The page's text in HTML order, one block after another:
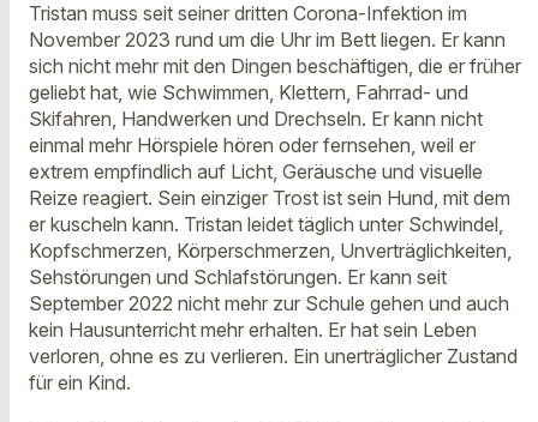
Tristan muss seit seiner dritten Corona-Infektion im
November 2023 rund um die Uhr im Bett liegen. Er kann
sich nicht mehr mit den Dingen beschäftigen, die er früher
geliebt hat, wie Schwimmen, Klettern, Fahrrad- und
Skifahren, Handwerken und Drechseln. Er kann nicht
einmal mehr Hörspiele hören oder fernsehen, weil er
extrem empfindlich auf Licht, Geräusche und visuelle
Reize reagiert. Sein einziger Trost ist sein Hund, mit dem
er kuscheln kann. Tristan leidet täglich unter Schwindel,
Kopfschmerzen, Körperschmerzen, Unverträglichkeiten,
Sehstörungen und Schlafstörungen. Er kann seit
September 2022 nicht mehr zur Schule gehen und auch
kein Hausunterricht mehr erhalten. Er hat sein Leben
verloren, ohne es zu verlieren. Ein unerträglicher Zustand
für ein Kind.